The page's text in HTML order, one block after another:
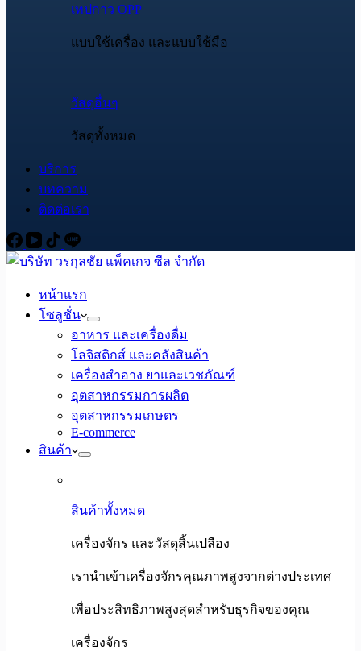
เทปกาว OPP
แบบใช้เครื่อง และแบบใช้มือ
วัสดุอื่นๆ
วัสดุทั้งหมด
บริการ
บทความ
ติดต่อเรา
หน้าแรก
โซลูชั่น
อาหาร และเครื่องดื่ม
โลจิสติกส์ และคลังสินค้า
เครื่องสำอาง ยาและเวชภัณฑ์
อุตสาหกรรมการผลิต
อุตสาหกรรมเกษตร
E-commerce
สินค้า
สินค้าทั้งหมด
เครื่องจักร และวัสดุสิ้นเปลือง
เรานำเข้าเครื่องจักรคุณภาพสูงจากต่างประเทศ
เพื่อประสิทธิภาพสูงสุดสำหรับธุรกิจของคุณ
เครื่องจักร